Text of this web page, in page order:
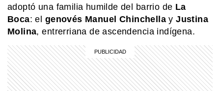
adoptó una familia humilde del barrio de La
Boca: el genovés Manuel Chinchella yJustina
Molina, entrerriana de ascendencia indígena.
MI PAIS
¿Por qué el 17 de junio es feriado en
EL MUNDO
Barbican Estate: el complejo de